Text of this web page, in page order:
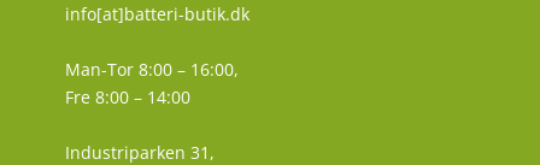
info[at]batteri-butik.dk
Man-Tor 8:00 – 16:00,
Fre 8:00 – 14:00
Industriparken 31,